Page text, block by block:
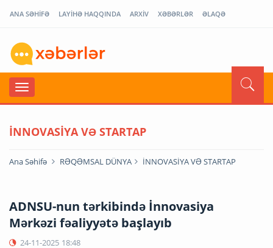
ANA SƏHİFƏ LAYİHƏ HAQQINDA ARXİV XƏBƏRLƏR ƏLAQƏ
İNNOVASİYA VƏ STARTAP
Ana Səhifə RƏQƏMSAL DÜNYA İNNOVASİYA VƏ STARTAP
ADNSU-nun tərkibində İnnovasiya
Mərkəzi fəaliyyətə başlayıb
24-11-2025 18:48